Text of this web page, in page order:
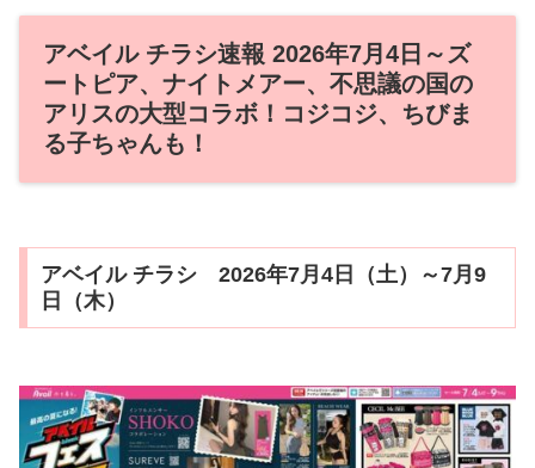
アベイル チラシ速報 2026年7月4日～ズ
ートピア、ナイトメアー、不思議の国の
アリスの大型コラボ！コジコジ、ちびま
る子ちゃんも！
アベイル チラシ 2026年7月4日（土）～7月9
日（木）